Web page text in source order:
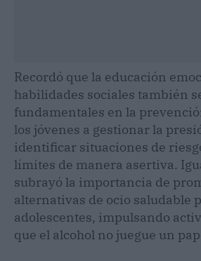
Recordó que la educación
habilidades sociales también
fundamentales en la
los jóvenes a gestionar la
identificar situaciones de
límites de manera asertiva.
subrayó la importancia de
alternativas de ocio saludable
adolescentes, impulsando
que el alcohol no juegue un